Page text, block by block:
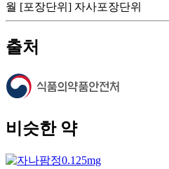
월 [포장단위] 자사포장단위
출처
비슷한 약